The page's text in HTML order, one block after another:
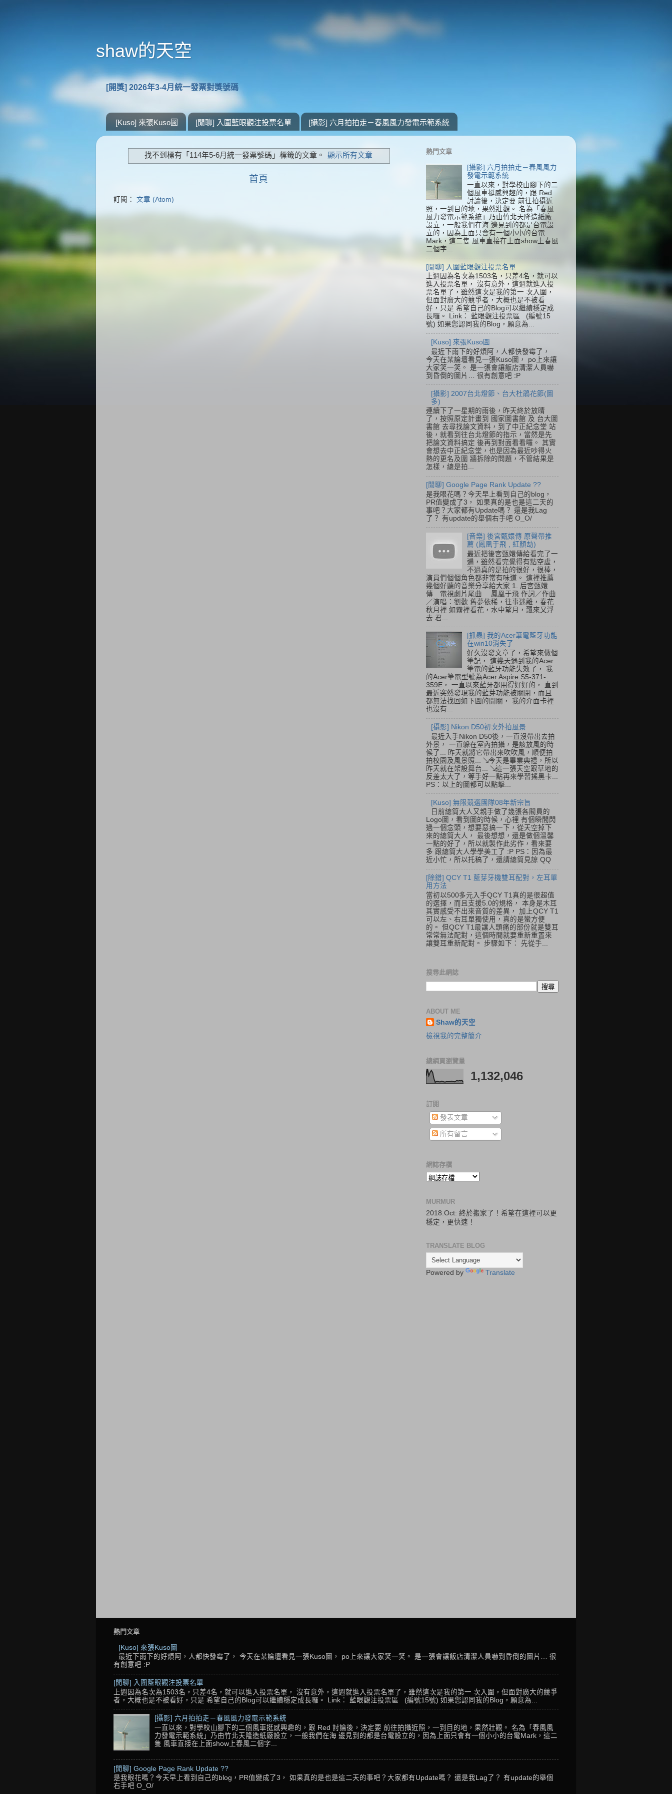
shaw的天空
[開獎] 2026年3-4月統一發票對獎號碼
[Kuso] 來張Kuso圖 [閒聊] 入圍藍眼觀注投票名單 [攝影] 六月拍拍走－春風風力發電示範系統
找不到標有「114年5-6月統一發票號碼」標籤的文章。 顯示所有文章
首頁
訂閱： 文章 (Atom)
熱門文章
[攝影] 六月拍拍走－春風風力
發電示範系統
一直以來，對學校山腳下的二
個風車挺感興趣的，跟 Red
討論後，決定要 前往拍攝近
照，一到目的地，果然壯觀。 名為「春風
風力發電示範系統」乃由竹北天隆造紙廠
設立，一般我們在海 邊見到的都是台電設
立的，因為上面只會有一個小小的台電
Mark，這二隻 風車直接在上面show上春風
二個字...
[閒聊] 入圍藍眼觀注投票名單
上週因為名次為1503名，只差4名，就可以
進入投票名單， 沒有意外，這週就進入投
票名單了，雖然這次是我的第一 次入圍，
但面對廣大的競爭者，大概也是不被看
好，只是 希望自己的Blog可以繼續穩定成
長囉。 Link： 藍眼觀注投票區 (編號15
號) 如果您認同我的Blog，願意為...
[Kuso] 來張Kuso圖
最近下雨下的好煩阿，人都快發霉了，
今天在某論壇看見一張Kuso圖， po上來讓
大家笑一笑。 是一張會讓飯店清潔人員嚇
到昏倒的圖片… 很有創意吧 :P
[攝影] 2007台北燈節、台大杜鵑花節(圖
多)
連續下了一星期的雨後，昨天終於放晴
了，按照原定計畫到 國家圖書館 及 台大圖
書館 去尋找論文資料，到了中正紀念堂 站
後，就看到往台北燈節的指示，當然是先
把論文資料搞定 後再到對面看看囉。 其實
會想去中正紀念堂，也是因為最近吵得火
熱的更名及圍 牆拆除的問題，不管結果是
怎樣，總是拍...
[閒聊] Google Page Rank Update ??
是我眼花嗎？今天早上看到自己的blog，
PR值變成了3， 如果真的是也是這二天的
事吧？大家都有Update嗎？ 還是我Lag
了？ 有update的舉個右手吧 O_O/
[音樂] 後宮甄嬛傳 原聲帶推
薦 (鳳凰于飛 , 紅顏劫)
最近把後宮甄嬛傳給看完了一
遍，雖然看完覺得有點空虛，
不過真的是拍的很好，很棒，
演員們個個角色都非常有味道。 這裡推薦
幾個好聽的音樂分享給大家 1. 后宮甄嬛
傳 電視劇片尾曲 鳳凰于飛 作詞／作曲
／演唱：劉歡 舊夢依稀，往事迷離，春花
秋月裡 如霧裡看花，水中望月，飄來又浮
去 君...
[抓蟲] 我的Acer筆電藍牙功能
在win10消失了
好久沒發文章了，希望來做個
筆記， 這幾天遇到我的Acer
筆電的藍牙功能失效了， 我
的Acer筆電型號為Acer Aspire S5-371-
359E， 一直以來藍牙都用得好好的， 直到
最近突然發現我的藍芽功能被關閉，而且
都無法找回如下圖的開關， 我的介面卡裡
也沒有...
[攝影] Nikon D50初次外拍風景
最近入手Nikon D50後，一直沒帶出去拍
外景， 一直躲在室內拍攝，是該放風的時
候了... 昨天就將它帶出來吹吹風，順便拍
拍校園及風景照... ↘今天是畢業典禮，所以
昨天就在架設舞台... ↘這一張天空跟草地的
反差太大了，等手好一點再來學習搖黑卡...
PS：以上的圖都可以點擊...
[Kuso] 無限競選團隊08年新宗旨
日前總筒大人又親手做了幾張各閣員的
Logo圖，看到圖的時候，心裡 有個瞬間閃
過一個念頭，想要惡搞一下，從天空掉下
來的總筒大人， 最後想想，還是做個溫馨
一點的好了，所以就製作此劣作，看來要
多 跟總筒大人學學美工了 :P PS：因為最
近小忙，所以托稿了，還請總筒見諒 QQ
[除錯] QCY T1 藍芽牙機雙耳配對，左耳單
用方法
當初以500多元入手QCY T1真的是很超值
的選擇，而且支援5.0的規格， 本身是木耳
其實感受不出來音質的差異， 加上QCY T1
可以左、右耳單獨使用，真的是蠻方便
的。 但QCY T1最讓人頭痛的部份就是雙耳
常常無法配對，這個時間就要重新重置來
讓雙耳重新配對。 步驟如下： 先從手...
搜尋此網誌
ABOUT ME
Shaw的天空
檢視我的完整簡介
總網頁瀏覽量
1,132,046
訂閱
發表文章
所有留言
網誌存檔
MURMUR
2018.Oct: 終於搬家了！希望在這裡可以更
穩定，更快速！
TRANSLATE BLOG
Powered by Translate
熱門文章
[Kuso] 來張Kuso圖
最近下雨下的好煩阿，人都快發霉了， 今天在某論壇看見一張Kuso圖， po上來讓大家笑一笑。 是一張會讓飯店清潔人員嚇到昏倒的圖片… 很
有創意吧 :P
[閒聊] 入圍藍眼觀注投票名單
上週因為名次為1503名，只差4名，就可以進入投票名單， 沒有意外，這週就進入投票名單了，雖然這次是我的第一 次入圍，但面對廣大的競爭
者，大概也是不被看好，只是 希望自己的Blog可以繼續穩定成長囉。 Link： 藍眼觀注投票區 (編號15號) 如果您認同我的Blog，願意為...
[攝影] 六月拍拍走－春風風力發電示範系統
一直以來，對學校山腳下的二個風車挺感興趣的，跟 Red 討論後，決定要 前往拍攝近照，一到目的地，果然壯觀。 名為「春風風
力發電示範系統」乃由竹北天隆造紙廠設立，一般我們在海 邊見到的都是台電設立的，因為上面只會有一個小小的台電Mark，這二
隻 風車直接在上面show上春風二個字...
[閒聊] Google Page Rank Update ??
是我眼花嗎？今天早上看到自己的blog，PR值變成了3， 如果真的是也是這二天的事吧？大家都有Update嗎？ 還是我Lag了？ 有update的舉個
右手吧 O_O/